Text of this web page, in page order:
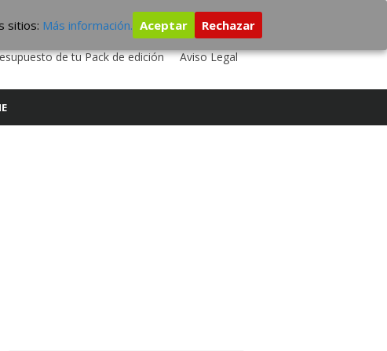
EDITA TU DISCO
ESTUDIO DE GRABACIÓN
de tu Pack de edición
Aviso Legal
sitios: Más información. Aceptar Rechazar